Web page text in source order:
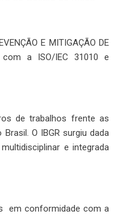
E MITIGAÇÃO DE
a ISO/IEC 31010 e
de trabalhos frente as
O IBGR surgiu dada
e integrada
em conformidade com a